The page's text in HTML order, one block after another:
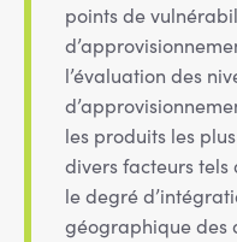
points de
l’évaluation des
les produits les
divers facteurs
le degré
géographique des